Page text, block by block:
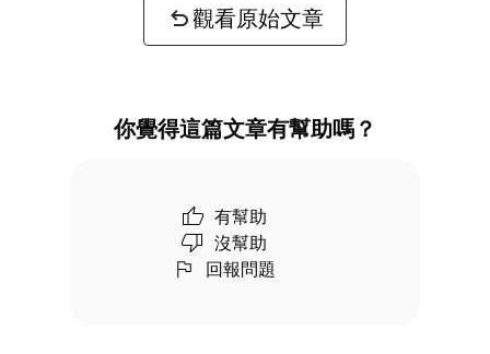
觀看原始文章
你覺得這篇文章有幫助嗎？
有幫助
沒幫助
回報問題